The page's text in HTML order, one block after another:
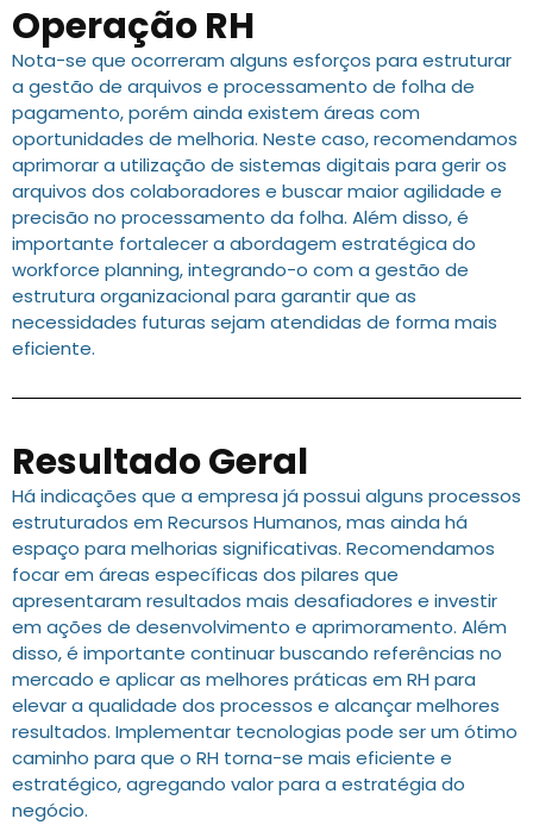
Operação RH
Nota-se que ocorreram alguns esforços para estruturar
a gestão de arquivos e processamento de folha de
pagamento, porém ainda existem áreas com
oportunidades de melhoria. Neste caso, recomendamos
aprimorar a utilização de sistemas digitais para gerir os
arquivos dos colaboradores e buscar maior agilidade e
precisão no processamento da folha. Além disso, é
importante fortalecer a abordagem estratégica do
workforce planning, integrando-o com a gestão de
estrutura organizacional para garantir que as
necessidades futuras sejam atendidas de forma mais
eficiente.
Resultado Geral
Há indicações que a empresa já possui alguns processos
estruturados em Recursos Humanos, mas ainda há
espaço para melhorias significativas. Recomendamos
focar em áreas específicas dos pilares que
apresentaram resultados mais desafiadores e investir
em ações de desenvolvimento e aprimoramento. Além
disso, é importante continuar buscando referências no
mercado e aplicar as melhores práticas em RH para
elevar a qualidade dos processos e alcançar melhores
resultados. Implementar tecnologias pode ser um ótimo
caminho para que o RH torna-se mais eficiente e
estratégico, agregando valor para a estratégia do
negócio.